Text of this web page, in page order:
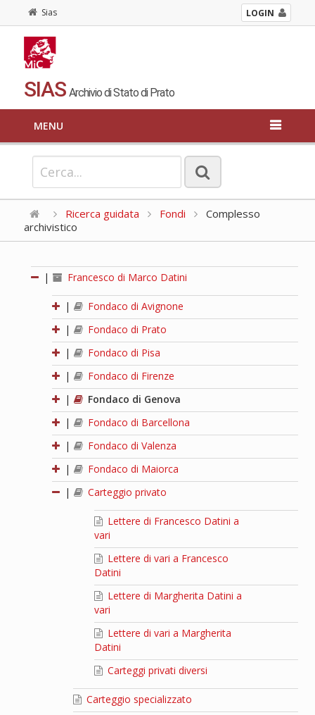
Sias LOGIN
SIAS Archivio di Stato di Prato
MENU
Ricerca guidata Fondi
Complesso
archivistico
| Francesco di Marco Datini
|
Fondaco di Avignone
|
Fondaco di Prato
|
Fondaco di Pisa
|
Fondaco di Firenze
|
Fondaco di Genova
|
Fondaco di Barcellona
|
Fondaco di Valenza
|
Fondaco di Maiorca
|
Carteggio privato
Lettere di Francesco Datini a
vari
Lettere di vari a Francesco
Datini
Lettere di Margherita Datini a
vari
Lettere di vari a Margherita
Datini
Carteggi privati diversi
Carteggio specializzato